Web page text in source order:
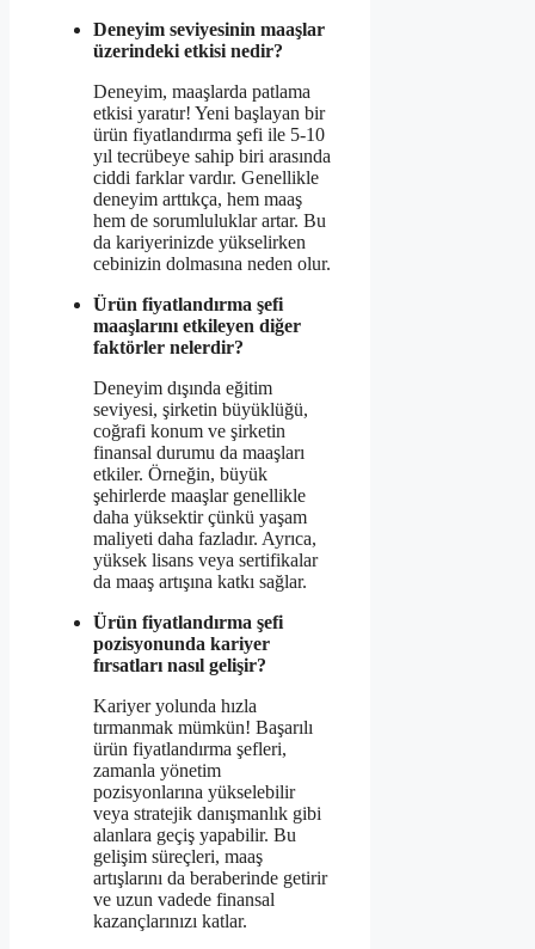
Deneyim seviyesinin maaşlar
üzerindeki etkisi nedir?
Deneyim, maaşlarda patlama
etkisi yaratır! Yeni başlayan bir
ürün fiyatlandırma şefi ile 5-10
yıl tecrübeye sahip biri arasında
ciddi farklar vardır. Genellikle
deneyim arttıkça, hem maaş
hem de sorumluluklar artar. Bu
da kariyerinizde yükselirken
cebinizin dolmasına neden olur.
Ürün fiyatlandırma şefi
maaşlarını etkileyen diğer
faktörler nelerdir?
Deneyim dışında eğitim
seviyesi, şirketin büyüklüğü,
coğrafi konum ve şirketin
finansal durumu da maaşları
etkiler. Örneğin, büyük
şehirlerde maaşlar genellikle
daha yüksektir çünkü yaşam
maliyeti daha fazladır. Ayrıca,
yüksek lisans veya sertifikalar
da maaş artışına katkı sağlar.
Ürün fiyatlandırma şefi
pozisyonunda kariyer
fırsatları nasıl gelişir?
Kariyer yolunda hızla
tırmanmak mümkün! Başarılı
ürün fiyatlandırma şefleri,
zamanla yönetim
pozisyonlarına yükselebilir
veya stratejik danışmanlık gibi
alanlara geçiş yapabilir. Bu
gelişim süreçleri, maaş
artışlarını da beraberinde getirir
ve uzun vadede finansal
kazançlarınızı katlar.